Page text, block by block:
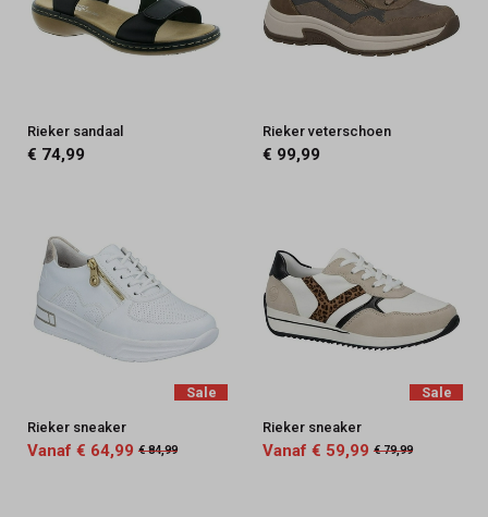
Rieker sandaal
€ 74,99
Rieker veterschoen
€ 99,99
Sale
Rieker sneaker
Vanaf € 64,99 € 84,99
Sale
Rieker sneaker
Vanaf € 59,99 € 79,99